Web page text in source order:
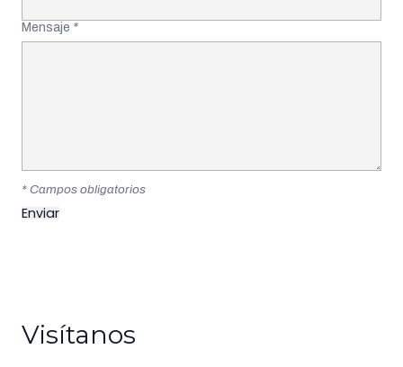
Mensaje *
* Campos obligatorios
Visítanos